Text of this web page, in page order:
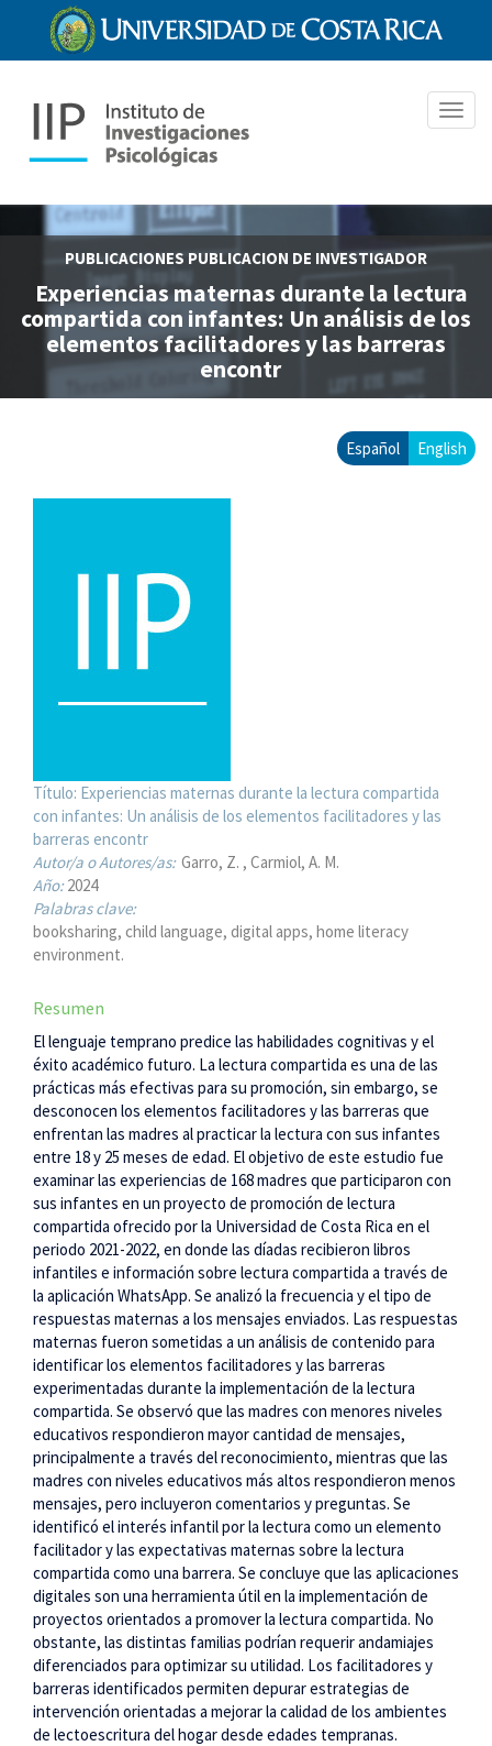
contenido
PUBLICACIONES PUBLICACION DE INVESTIGADOR
Experiencias maternas durante la lectura
compartida con infantes: Un análisis de los
elementos facilitadores y las barreras
encontr
Español English
Título: Experiencias maternas durante la lectura compartida
con infantes: Un análisis de los elementos facilitadores y las
barreras encontr
Autor/a o Autores/as: Garro, Z. Carmiol, A. M.
Año:2024
Palabras clave:
booksharing, child language, digital apps, home literacy
environment.
Resumen
El lenguaje temprano predice las habilidades cognitivas y el
éxito académico futuro. La lectura compartida es una de las
prácticas más efectivas para su promoción, sin embargo, se
desconocen los elementos facilitadores y las barreras que
enfrentan las madres al practicar la lectura con sus infantes
entre 18 y 25 meses de edad. El objetivo de este estudio fue
examinar las experiencias de 168 madres que participaron con
sus infantes en un proyecto de promoción de lectura
compartida ofrecido por la Universidad de Costa Rica en el
periodo 2021-2022, en donde las díadas recibieron libros
infantiles e información sobre lectura compartida a través de
la aplicación WhatsApp. Se analizó la frecuencia y el tipo de
respuestas maternas a los mensajes enviados. Las respuestas
maternas fueron sometidas a un análisis de contenido para
identificar los elementos facilitadores y las barreras
experimentadas durante la implementación de la lectura
compartida. Se observó que las madres con menores niveles
educativos respondieron mayor cantidad de mensajes,
principalmente a través del reconocimiento, mientras que las
madres con niveles educativos más altos respondieron menos
mensajes, pero incluyeron comentarios y preguntas. Se
identificó el interés infantil por la lectura como un elemento
facilitador y las expectativas maternas sobre la lectura
compartida como una barrera. Se concluye que las aplicaciones
digitales son una herramienta útil en la implementación de
proyectos orientados a promover la lectura compartida. No
obstante, las distintas familias podrían requerir andamiajes
diferenciados para optimizar su utilidad. Los facilitadores y
barreras identificados permiten depurar estrategias de
intervención orientadas a mejorar la calidad de los ambientes
de lectoescritura del hogar desde edades tempranas.